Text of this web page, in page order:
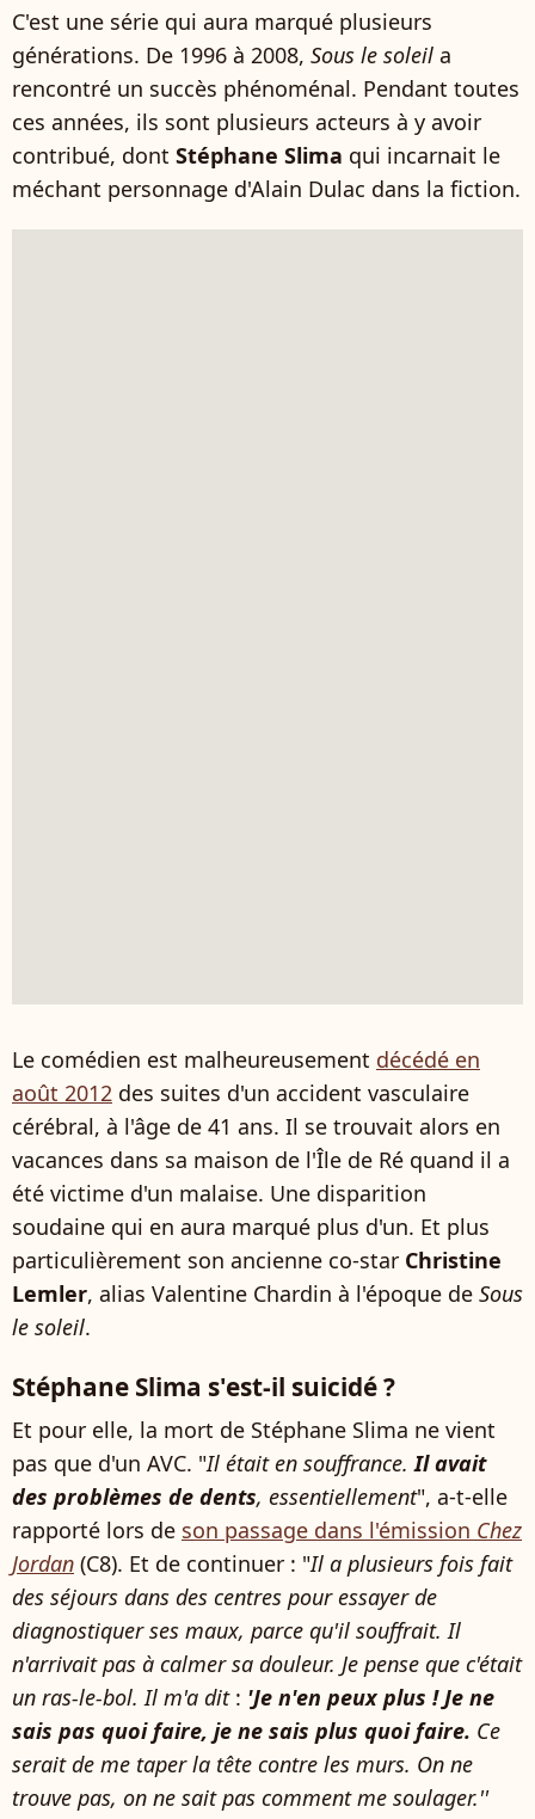
C'est une série qui aura marqué plusieurs
générations. De 1996 à 2008, Sous le soleil a
rencontré un succès phénoménal. Pendant toutes
ces années, ils sont plusieurs acteurs à y avoir
contribué, dont Stéphane Slima qui incarnait le
méchant personnage d'Alain Dulac dans la fiction.
Le comédien est malheureusement décédé en
août 2012 des suites d'un accident vasculaire
cérébral, à l'âge de 41 ans. Il se trouvait alors en
vacances dans sa maison de l'Île de Ré quand il a
été victime d'un malaise. Une disparition
soudaine qui en aura marqué plus d'un. Et plus
particulièrement son ancienne co-star Christine
Lemler, alias Valentine Chardin à l'époque de Sous
le soleil.
Stéphane Slima s'est-il suicidé ?
Et pour elle, la mort de Stéphane Slima ne vient
pas que d'un AVC. "Il était en souffrance. Il avait
des problèmes de dents, essentiellement", a-t-elle
rapporté lors de son passage dans l'émission Chez
Jordan (C8). Et de continuer : "Il a plusieurs fois fait
des séjours dans des centres pour essayer de
diagnostiquer ses maux, parce qu'il souffrait. Il
n'arrivait pas à calmer sa douleur. Je pense que c'était
un ras-le-bol. Il m'a dit: 'Je n'en peux plus ! Je ne
sais pas quoi faire, je ne sais plus quoi faire. Ce
serait de me taper la tête contre les murs. On ne
trouve pas, on ne sait pas comment me soulager.''